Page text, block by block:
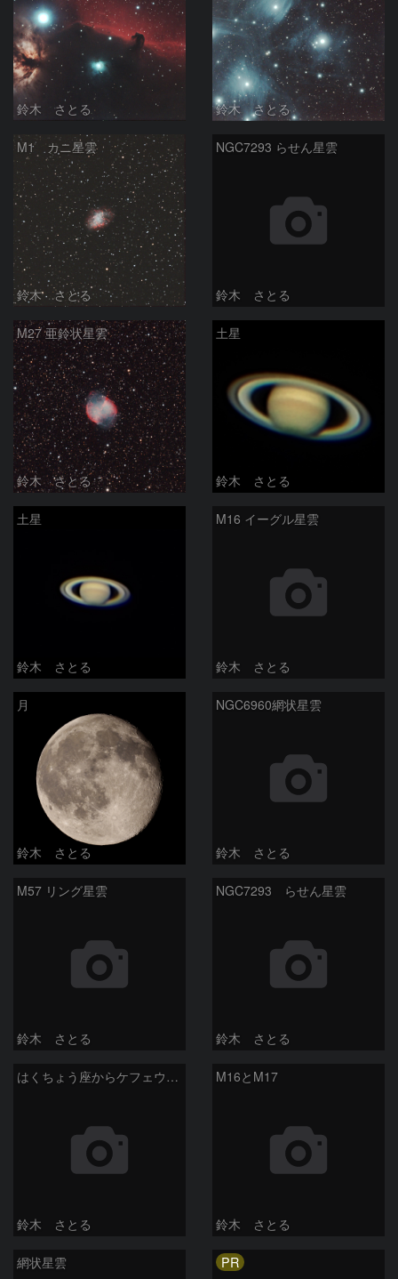
鈴木 さとる 鈴木 さとる
M1 カニ星雲
鈴木 さとる
NGC7293 らせん星雲
鈴木 さとる
M27 亜鈴状星雲
鈴木 さとる
土星
鈴木 さとる
土星
鈴木 さとる
M16 イーグル星雲
鈴木 さとる
月
鈴木 さとる
NGC6960網状星雲
鈴木 さとる
M57 リング星雲
鈴木 さとる
NGC7293 らせん星雲
鈴木 さとる
はくちょう座からケフェウス座
鈴木 さとる
M16とM17
鈴木 さとる
網状星雲 PR